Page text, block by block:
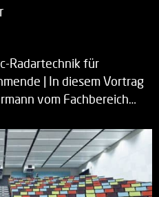
Radartechnik für
| In diesem Vortrag
vom Fachbereich…